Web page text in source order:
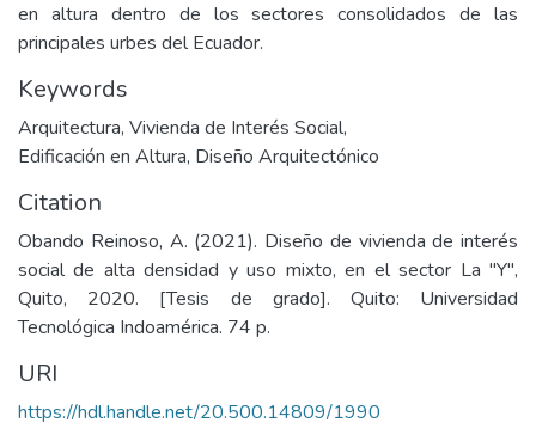
en altura dentro de los sectores consolidados de las
principales urbes del Ecuador.
Keywords
Arquitectura, Vivienda de Interés Social,
Edificación en Altura, Diseño Arquitectónico
Citation
Obando Reinoso, A. (2021). Diseño de vivienda de interés
social de alta densidad y uso mixto, en el sector La "Y",
Quito, 2020. [Tesis de grado]. Quito: Universidad
Tecnológica Indoamérica. 74 p.
URI
https://hdl.handle.net/20.500.14809/1990